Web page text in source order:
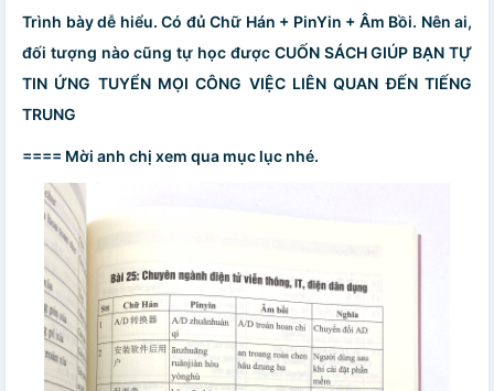
Trình bày dễ hiểu. Có đủ Chữ Hán + PinYin + Âm Bồi. Nên ai,
đối tượng nào cũng tự học được CUỐN SÁCH GIÚP BẠN TỰ
TIN ỨNG TUYỂN MỌI CÔNG VIỆC LIÊN QUAN ĐẾN TIẾNG
TRUNG
==== Mời anh chị xem qua mục lục nhé.